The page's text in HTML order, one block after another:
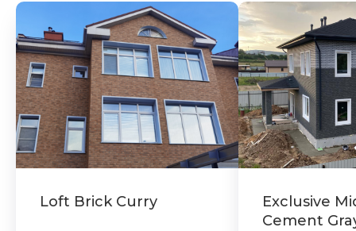
Loft Brick Curry
Exclusive
Cement